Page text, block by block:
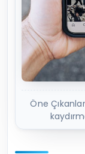
Öne